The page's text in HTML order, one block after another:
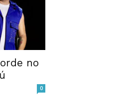
no
0